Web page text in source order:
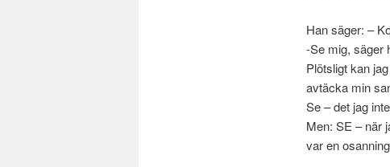
Han säger: –
-Se mig, säger
Plötsligt kan
avtäcka min
Se – det jag
Men: SE – när
var en